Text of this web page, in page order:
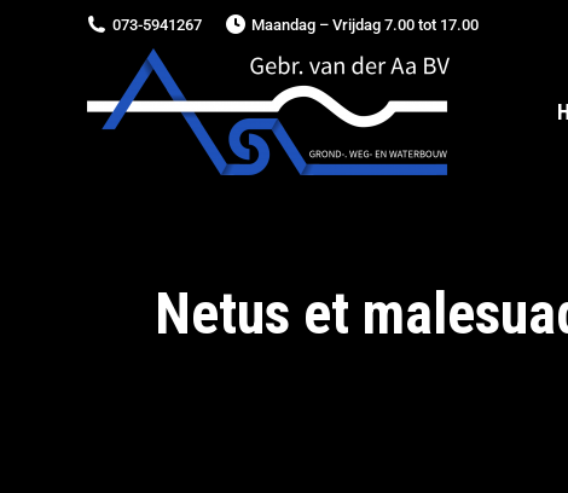
073-5941267 Maandag – Vrijdag 7.00 tot 17.00
Netus et